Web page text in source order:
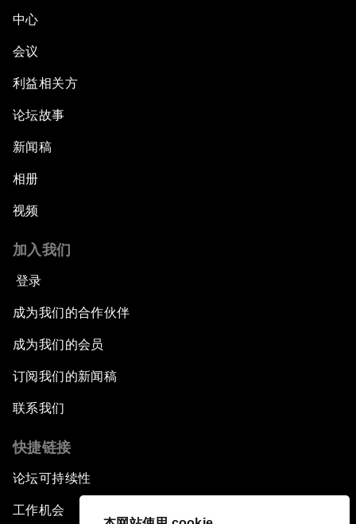
中心
会议
利益相关方
论坛故事
新闻稿
相册
视频
加入我们
登录
成为我们的合作伙伴
成为我们的会员
订阅我们的新闻稿
联系我们
快捷链接
论坛可持续性
工作机会